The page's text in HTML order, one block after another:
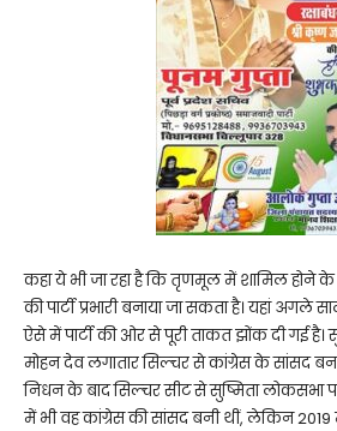
कहा ये भी जा रहा है कि तृणमूल में शामिल होने के
की पार्टी प्रभारी बनाया जा सकता है। यहां अगले
ऐसे में पार्टी की ओर से पूरी ताकत झोंक दी गई है।
मोहन देव लगातार सिल्चर से कांग्रेस के सांसद
निधन के बाद सिल्चर सीट से सुष्मिता लोकसभा
में भी वह कांग्रेस की सांसद बनी थीं, लेकिन 2019